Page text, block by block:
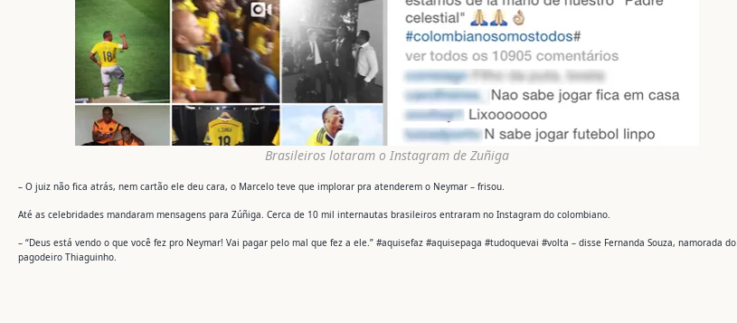
Brasileiros lotaram o Instagram de Zuñiga
– O juiz não fica atrás, nem cartão ele deu cara, o Marcelo teve que implorar pra atenderem o Neymar – frisou.
Até as celebridades mandaram mensagens para Zúñiga. Cerca de 10 mil internautas brasileiros entraram no Instagram do colombiano.
– “Deus está vendo o que você fez pro Neymar! Vai pagar pelo mal que fez a ele.” #aquisefaz #aquisepaga #tudoquevai #volta – disse Fernanda Souza, namorada do
pagodeiro Thiaguinho.